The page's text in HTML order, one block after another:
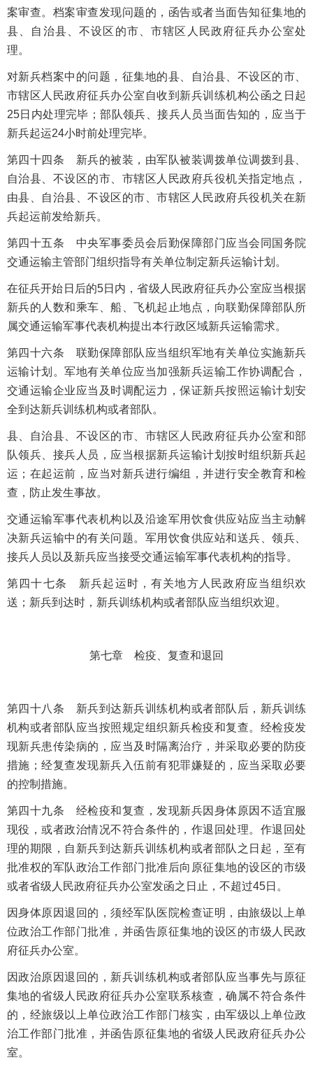
案审查。档案审查发现问题的，函告或者当面告知征集地的
县、自治县、不设区的市、市辖区人民政府征兵办公室处
理。
对新兵档案中的问题，征集地的县、自治县、不设区的市、
市辖区人民政府征兵办公室自收到新兵训练机构公函之日起
25日内处理完毕；部队领兵、接兵人员当面告知的，应当于
新兵起运24小时前处理完毕。
第四十四条 新兵的被装，由军队被装调拨单位调拨到县、
自治县、不设区的市、市辖区人民政府兵役机关指定地点，
由县、自治县、不设区的市、市辖区人民政府兵役机关在新
兵起运前发给新兵。
第四十五条 中央军事委员会后勤保障部门应当会同国务院
交通运输主管部门组织指导有关单位制定新兵运输计划。
在征兵开始日后的5日内，省级人民政府征兵办公室应当根据
新兵的人数和乘车、船、飞机起止地点，向联勤保障部队所
属交通运输军事代表机构提出本行政区域新兵运输需求。
第四十六条 联勤保障部队应当组织军地有关单位实施新兵
运输计划。军地有关单位应当加强新兵运输工作协调配合，
交通运输企业应当及时调配运力，保证新兵按照运输计划安
全到达新兵训练机构或者部队。
县、自治县、不设区的市、市辖区人民政府征兵办公室和部
队领兵、接兵人员，应当根据新兵运输计划按时组织新兵起
运；在起运前，应当对新兵进行编组，并进行安全教育和检
查，防止发生事故。
交通运输军事代表机构以及沿途军用饮食供应站应当主动解
决新兵运输中的有关问题。军用饮食供应站和送兵、领兵、
接兵人员以及新兵应当接受交通运输军事代表机构的指导。
第四十七条 新兵起运时，有关地方人民政府应当组织欢
送；新兵到达时，新兵训练机构或者部队应当组织欢迎。
第七章 检疫、复查和退回
第四十八条 新兵到达新兵训练机构或者部队后，新兵训练
机构或者部队应当按照规定组织新兵检疫和复查。经检疫发
现新兵患传染病的，应当及时隔离治疗，并采取必要的防疫
措施；经复查发现新兵入伍前有犯罪嫌疑的，应当采取必要
的控制措施。
第四十九条 经检疫和复查，发现新兵因身体原因不适宜服
现役，或者政治情况不符合条件的，作退回处理。作退回处
理的期限，自新兵到达新兵训练机构或者部队之日起，至有
批准权的军队政治工作部门批准后向原征集地的设区的市级
或者省级人民政府征兵办公室发函之日止，不超过45日。
因身体原因退回的，须经军队医院检查证明，由旅级以上单
位政治工作部门批准，并函告原征集地的设区的市级人民政
府征兵办公室。
因政治原因退回的，新兵训练机构或者部队应当事先与原征
集地的省级人民政府征兵办公室联系核查，确属不符合条件
的，经旅级以上单位政治工作部门核实，由军级以上单位政
治工作部门批准，并函告原征集地的省级人民政府征兵办公
室。